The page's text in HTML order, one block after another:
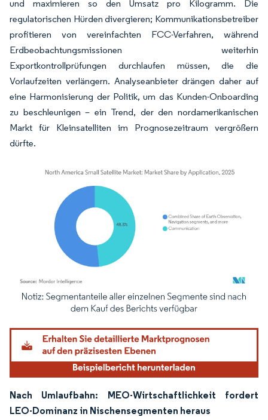
und maximieren so den Umsatz pro Kilogramm. Die
regulatorischen Hürden divergieren; Kommunikationsbetreiber
profitieren von vereinfachten FCC-Verfahren, während
Erdbeobachtungsmissionen weiterhin
Exportkontrollprüfungen durchlaufen müssen, die die
Vorlaufzeiten verlängern. Analyseanbieter drängen daher auf
eine Harmonisierung der Politik, um das Kunden-Onboarding
zu beschleunigen – ein Trend, der den nordamerikanischen
Markt für Kleinsatelliten im Prognosezeitraum vergrößern
dürfte.
Bild © Mordor Intelligence. Wiederverwendung erfordert Namensnennung
Nach Umlaufbahn: MEO-Wirtschaftlichkeit fordert
LEO-Dominanz in Nischensegmenten heraus